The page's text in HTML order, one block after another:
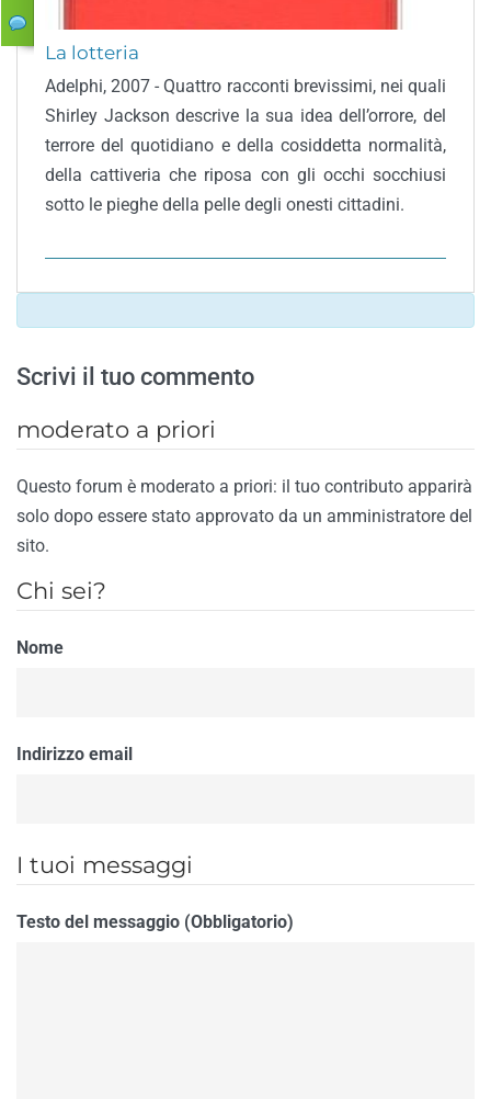
La lotteria
Adelphi, 2007 - Quattro racconti brevissimi, nei quali
Shirley Jackson descrive la sua idea dell’orrore, del
terrore del quotidiano e della cosiddetta normalità,
della cattiveria che riposa con gli occhi socchiusi
sotto le pieghe della pelle degli onesti cittadini.
Scrivi il tuo commento
moderato a priori
Questo forum è moderato a priori: il tuo contributo apparirà
solo dopo essere stato approvato da un amministratore del
sito.
Chi sei?
Nome
Indirizzo email
I tuoi messaggi
Testo del messaggio (Obbligatorio)